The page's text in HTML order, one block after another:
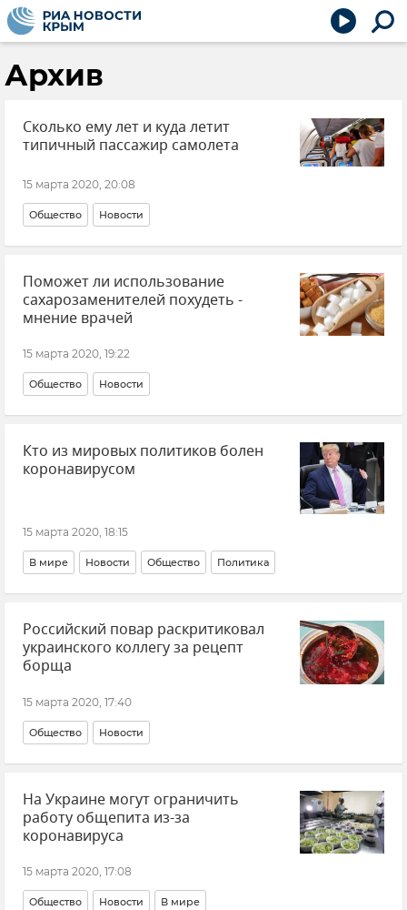
Архив
Сколько ему лет и куда летит
типичный пассажир самолета
15 марта 2020, 20:08
Общество Новости
Поможет ли использование
сахарозаменителей похудеть -
мнение врачей
15 марта 2020, 19:22
Общество Новости
Кто из мировых политиков болен
коронавирусом
15 марта 2020, 18:15
В мире Новости Общество Политика
Российский повар раскритиковал
украинского коллегу за рецепт
борща
15 марта 2020, 17:40
Общество Новости
На Украине могут ограничить
работу общепита из-за
коронавируса
15 марта 2020, 17:08
Общество Новости В мире